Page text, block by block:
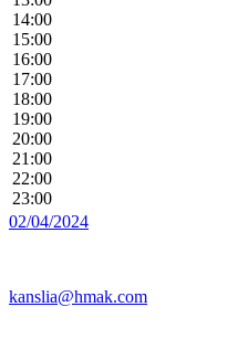
14:00
15:00
16:00
17:00
18:00
19:00
20:00
21:00
22:00
23:00
02/04/2024
kanslia@hmak.com